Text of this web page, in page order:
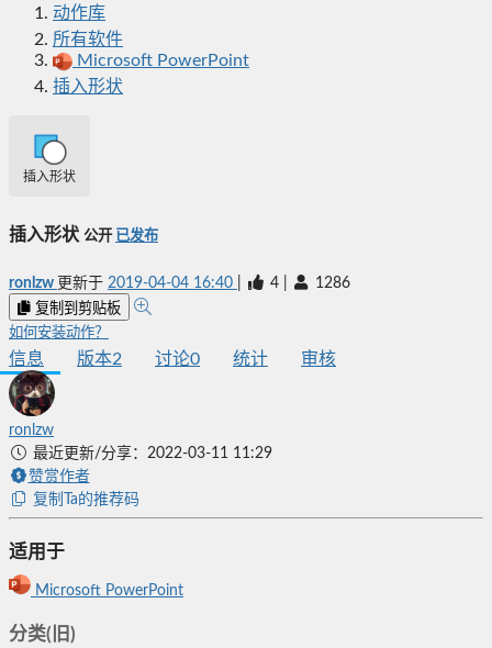
动作库
所有软件
Microsoft PowerPoint
插入形状
插入形状
插入形状 公开 已发布
ronlzw 更新于 2019-04-04 16:40 4 1286
复制到剪贴板
如何安装动作？
信息 版本2 讨论0 统计 审核
ronlzw
最近更新/分享：2022-03-11 11:29
赞赏作者
复制Ta的推荐码
适用于
Microsoft PowerPoint
分类(旧)